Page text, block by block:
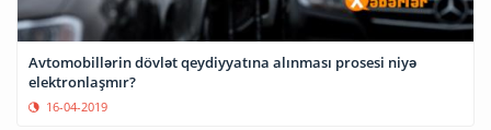
Avtomobillərin dövlət qeydiyyatına alınması prosesi niyə
elektronlaşmır?
16-04-2019